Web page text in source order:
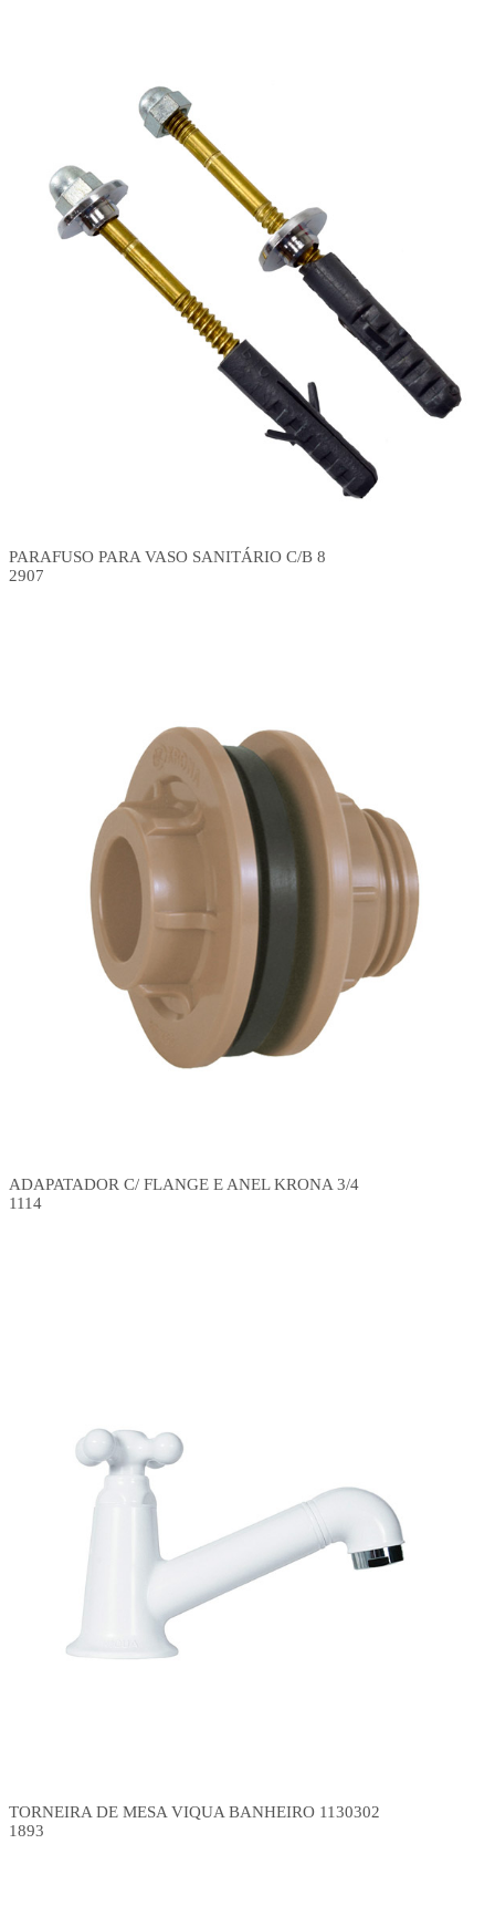
PARAFUSO PARA VASO SANITÁRIO C/B 8
2907
ADAPATADOR C/ FLANGE E ANEL KRONA 3/4
1114
TORNEIRA DE MESA VIQUA BANHEIRO 1130302
1893